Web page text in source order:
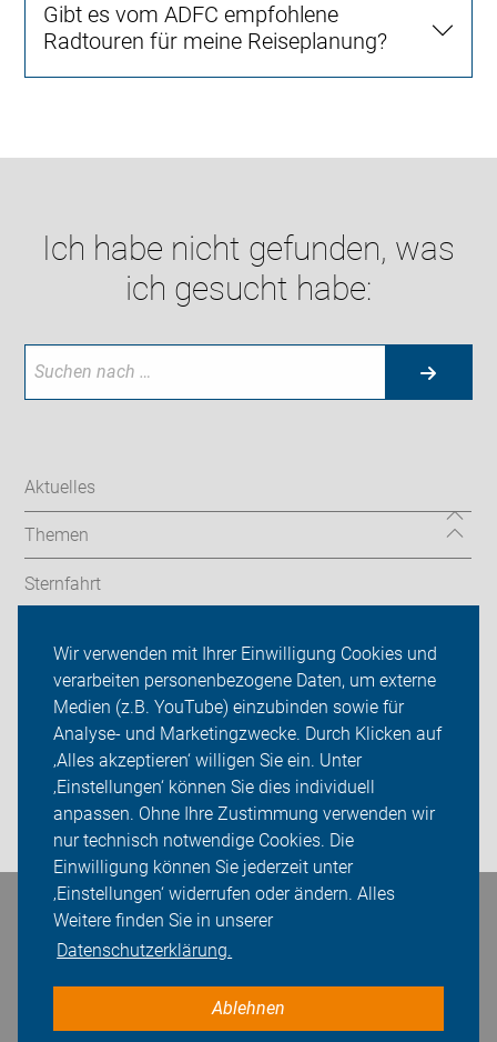
Wir verwenden mit Ihrer Einwilligung Cookies und
verarbeiten personenbezogene Daten, um externe
Medien (z.B. YouTube) einzubinden sowie für
Analyse- und Marketingzwecke. Durch Klicken auf
‚Alles akzeptieren‘ willigen Sie ein. Unter
‚Einstellungen‘ können Sie dies individuell
anpassen. Ohne Ihre Zustimmung verwenden wir
nur technisch notwendige Cookies. Die
Einwilligung können Sie jederzeit unter
‚Einstellungen‘ widerrufen oder ändern. Alles
Weitere finden Sie in unserer
Datenschutzerklärung.
Ablehnen
Gibt es vom ADFC empfohlene
Radtouren für meine Reiseplanung?
Ich habe nicht gefunden, was
ich gesucht habe:
Aktuelles
Themen
Sternfahrt
ADFC Berlin
Sei dabei
Presse
Login
Bleiben Sie in Kontakt